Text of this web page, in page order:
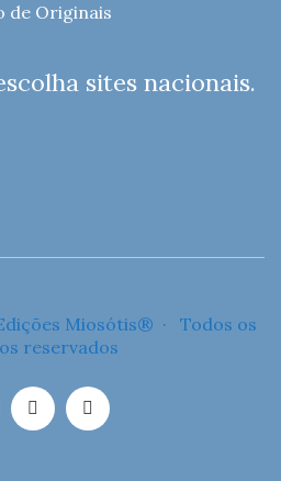
de Originais
sites nacionais.
Miosótis® · Todos os
reservados